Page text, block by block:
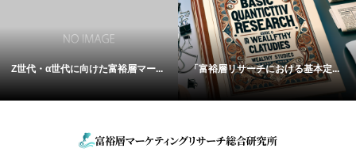
Z世代・α世代に向けた富裕層マー... 「富裕層リサーチにおける基本定...